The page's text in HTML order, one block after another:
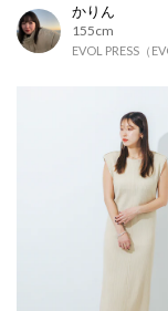
かりん
155cm
EVOL PRESS（